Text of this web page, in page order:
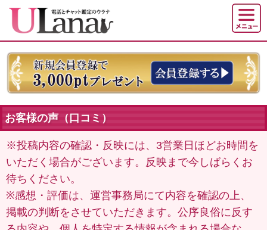
お客様の声（口コミ）
※投稿内容の確認・反映には、3営業日ほどお時間を
いただく場合がございます。反映まで今しばらくお
待ちください。
※感想・評価は、運営事務局にて内容を確認の上、
掲載の判断をさせていただきます。公序良俗に反す